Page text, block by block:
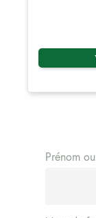
Prénom